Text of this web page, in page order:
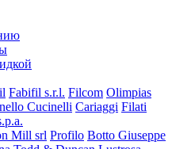
Fabifil s.r.l. Filcom Olimpias
Cucinelli Cariaggi Filati
Mill srl Profilo Botto Giuseppe